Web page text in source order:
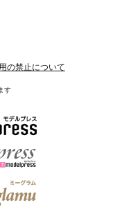
の禁止について
す